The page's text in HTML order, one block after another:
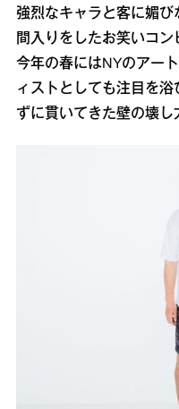
強烈なキャラと客に媚び
間入りをしたお笑いコン
今年の春にはNYのアー
ィストとしても注目を
ずに貫いてきた壁の壊し